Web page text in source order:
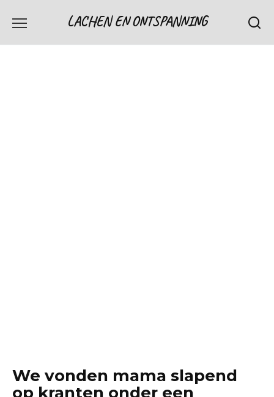
LACHEN EN ONTSPANNING
We vonden mama slapend
op kranten onder een